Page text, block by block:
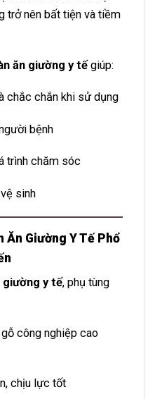
trở nên bất tiện và tiềm
ăn giường y tếgiúp:
chắc chắn khi sử dụng
bệnh
trình chăm sóc
sinh
Ăn Giường Y Tế Phổ
giường y tế, phụ tùng
công nghiệp cao
chịu lực tốt